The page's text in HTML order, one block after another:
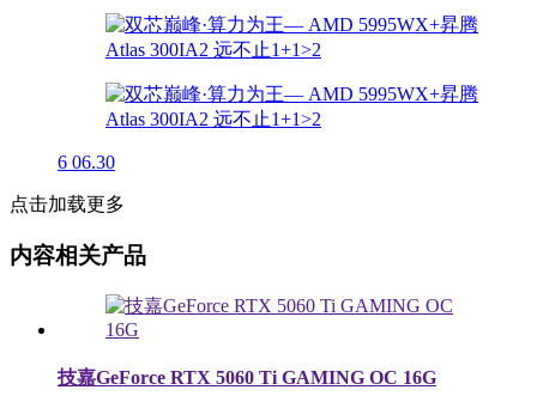
6 06.30
点击加载更多
内容相关产品
技嘉GeForce RTX 5060 Ti GAMING OC 16G